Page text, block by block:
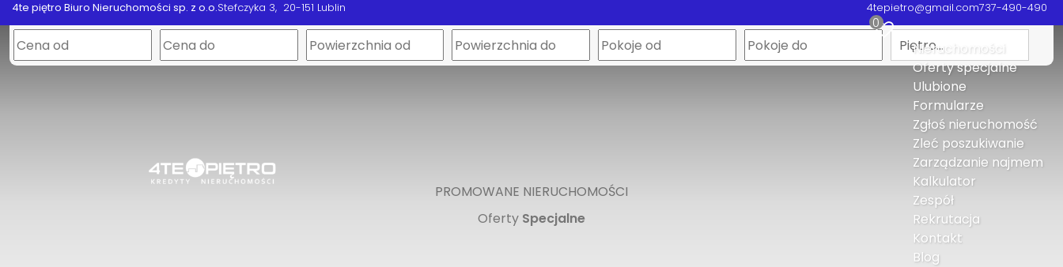
4te piętro Biuro Nieruchomości sp. z o.o.Stefczyka 3 20-151 Lublin 4tepietro@gmail.com737-490-490
0
Nieruchomości
Oferty specjalne
Ulubione
Formularze
Zgłoś nieruchomość
Zleć poszukiwanie
Zarządzanie najmem
Kalkulator
Zespół
Rekrutacja
Kontakt
Blog
Piętro…
PROMOWANE NIERUCHOMOŚCI
Oferty Specjalne